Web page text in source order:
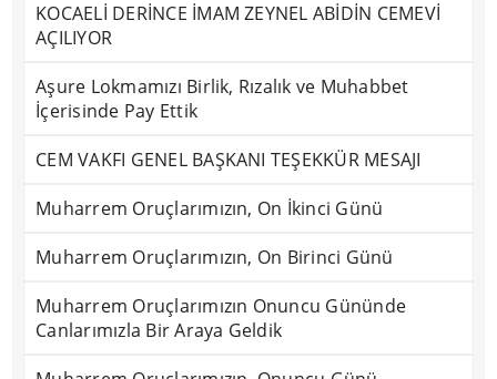
KOCAELİ DERİNCE İMAM ZEYNEL ABİDİN CEMEVİ
AÇILIYOR
Aşure Lokmamızı Birlik, Rızalık ve Muhabbet
İçerisinde Pay Ettik
CEM VAKFI GENEL BAŞKANI TEŞEKKÜR MESAJI
Muharrem Oruçlarımızın, On İkinci Günü
Muharrem Oruçlarımızın, On Birinci Günü
Muharrem Oruçlarımızın Onuncu Gününde
Canlarımızla Bir Araya Geldik